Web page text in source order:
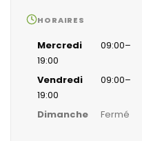
HORAIRES
Mercredi
09:00–
19:00
Vendredi
09:00–
19:00
Dimanche
Fermé